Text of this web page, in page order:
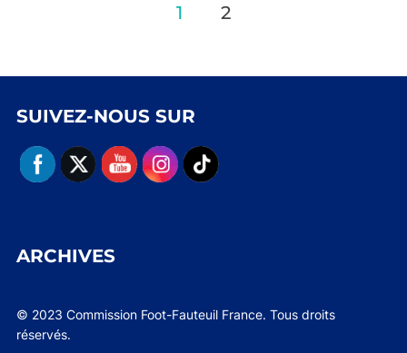
1 2
SUIVEZ-NOUS SUR
ARCHIVES
© 2023 Commission Foot-Fauteuil France. Tous droits
réservés.